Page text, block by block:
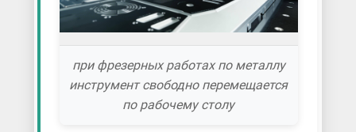
при фрезерных работах по металлу
инструмент свободно перемещается
по рабочему столу